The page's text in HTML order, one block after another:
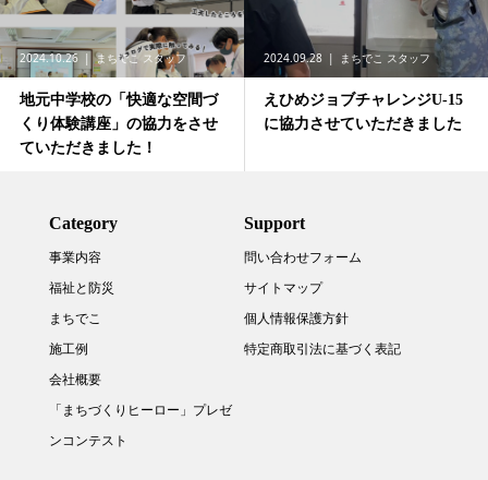
2024.10.26 まちでこ スタッフ
地元中学校の「快適な空間づ
くり体験講座」の協力をさせ
ていただきました！
2024.09.28 まちでこ スタッフ
えひめジョブチャレンジU-15
に協力させていただきました
Category
事業内容
福祉と防災
まちでこ
施工例
会社概要
「まちづくりヒーロー」プレゼ
ンコンテスト
Support
問い合わせフォーム
サイトマップ
個人情報保護方針
特定商取引法に基づく表記